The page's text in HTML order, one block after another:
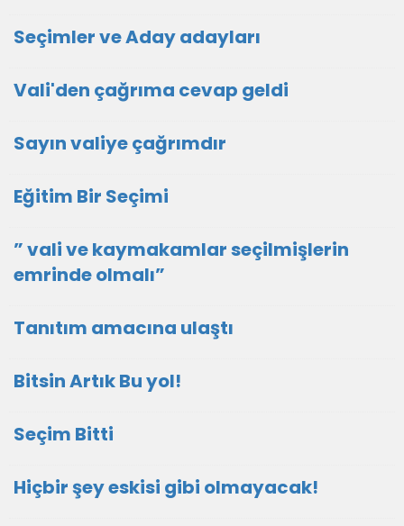
Seçimler ve Aday adayları
Vali'den çağrıma cevap geldi
Sayın valiye çağrımdır
Eğitim Bir Seçimi
” vali ve kaymakamlar seçilmişlerin
emrinde olmalı”
Tanıtım amacına ulaştı
Bitsin Artık Bu yol!
Seçim Bitti
Hiçbir şey eskisi gibi olmayacak!